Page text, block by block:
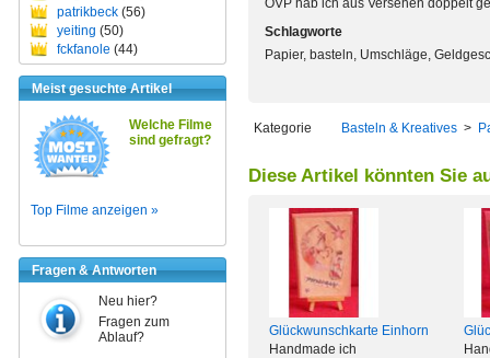
patrikbeck (56)
yeiting (50)
fckfanole (44)
Meist gesuchte Artikel
Welche Filme
sind gefragt?
Top Filme anzeigen »
Fragen & Antworten
Neu hier?
Fragen zum
Ablauf?
OVP hab ich aus Versehen doppelt
Schlagworte
Papier, basteln, Umschläge,
Kategorie Basteln & Kreatives >
Diese Artikel könnten Sie
Glückwunschkarte Einhorn
Handmade ich